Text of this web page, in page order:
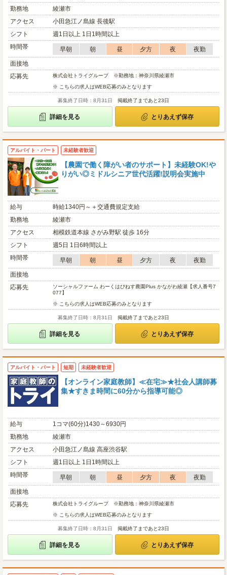
勤務地
綾瀬市
アクセス
小田急江ノ島線 長後駅
シフト
週1日以上 1日1時間以上
時間帯
早朝 朝 昼 夕方 夜
夜勤
面接地
応募先
株式会社トライグループ ※勤務地：神奈川県綾瀬市
※ こちらの求人はWEB応募のみとなります
募集終了日時：8月31日 掲載終了まであと23日
詳細を見る とりあえず保存
アルバイト・パート 未経験者歓迎
【農園で働く障がい者のサポート】未経験OK!や
りがい◎ミドルシニア世代活躍!説明会実施中
給与
時給1340円～＋交通費規定支給
勤務地
綾瀬市
アクセス
相模鉄道本線 さがみ野駅 徒歩 16分
シフト
週5日 1日6時間以上
時間帯
早朝 朝 昼 夕方 夜
夜勤
面接地
応募先
ソーシャルファーム わーくはぴねす農園Plus かながわ綾瀬【求人番号7
077】
※ こちらの求人はWEB応募のみとなります
募集終了日時：8月31日 掲載終了まであと23日
詳細を見る とりあえず保存
アルバイト・パート 短期 未経験者歓迎
【オンライン家庭教師】≪在宅≫★社会人講師募
集★すきま時間に60分から指導可能◎
給与
1コマ(60分)1430～6930円
勤務地
綾瀬市
アクセス
小田急江ノ島線 高座渋谷駅
シフト
週1日以上 1日1時間以上
時間帯
早朝 朝 昼 夕方 夜
夜勤
面接地
応募先
株式会社トライグループ ※勤務地：神奈川県綾瀬市
※ こちらの求人はWEB応募のみとなります
募集終了日時：8月31日 掲載終了まであと23日
詳細を見る とりあえず保存